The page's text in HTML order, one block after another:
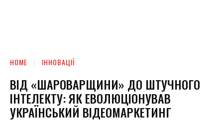
HOME ІННОВАЦІЇ
ВІД «ШАРОВАРЩИНИ» ДО ШТУЧНОГО
ІНТЕЛЕКТУ: ЯК ЕВОЛЮЦІОНУВАВ
УКРАЇНСЬКИЙ ВІДЕОМАРКЕТИНГ